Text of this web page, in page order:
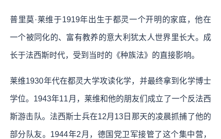
普里莫·莱维于1919年出生于都灵一个开明的家庭，他在
一个被同化的、富有教养的意大利犹太人世界里长大。成
长于法西斯时代，受到当时的《种族法》的直接影响。
莱维1930年代在都灵大学攻读化学，并最终拿到化学博士
学位。1943年11月，莱维和他的朋友们成立了一个反法西
斯游击队。法西斯士兵在12月13日那天的凌晨抓捕了他的
部分队友。1944年2月，德国党卫军接管了这个集中营，